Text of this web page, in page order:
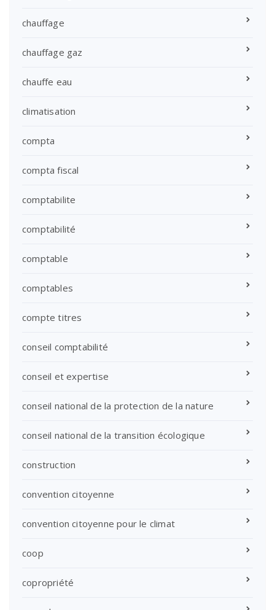
chauffage
chauffage gaz
chauffe eau
climatisation
compta
compta fiscal
comptabilite
comptabilité
comptable
comptables
compte titres
conseil comptabilité
conseil et expertise
conseil national de la protection de la nature
conseil national de la transition écologique
construction
convention citoyenne
convention citoyenne pour le climat
coop
copropriété